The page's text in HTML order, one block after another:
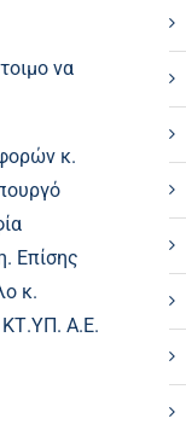
να
κ.
Επίσης
κ.
ΚΤ.ΥΠ. Α.Ε.